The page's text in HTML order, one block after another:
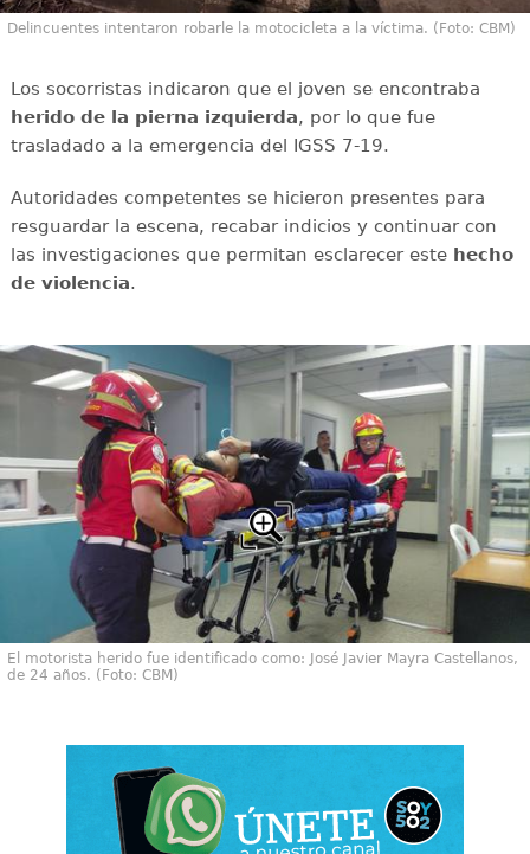
Delincuentes intentaron robarle la motocicleta a la víctima. (Foto: CBM)
Los socorristas indicaron que el joven se encontraba
herido de la pierna izquierda, por lo que fue
trasladado a la emergencia del IGSS 7-19.
Autoridades competentes se hicieron presentes para
resguardar la escena, recabar indicios y continuar con
las investigaciones que permitan esclarecer este hecho
de violencia.
El motorista herido fue identificado como: José Javier Mayra Castellanos,
de 24 años. (Foto: CBM)